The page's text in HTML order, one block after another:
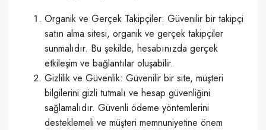
Organik ve Gerçek Takipçiler: Güvenilir bir takipçi
satın alma sitesi, organik ve gerçek takipçiler
sunmalıdır. Bu şekilde, hesabınızda gerçek
etkileşim ve bağlantılar oluşabilir.
Gizlilik ve Güvenlik: Güvenilir bir site, müşteri
bilgilerini gizli tutmalı ve hesap güvenliğini
sağlamalıdır. Güvenli ödeme yöntemlerini
desteklemeli ve müşteri memnuniyetine önem